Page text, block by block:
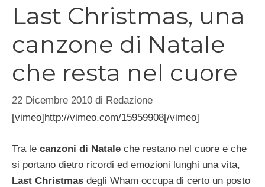
Last Christmas, una
canzone di Natale
che resta nel cuore
22 Dicembre 2010 di Redazione
[vimeo]http://vimeo.com/15959908[/vimeo]
Tra le canzoni di Natale che restano nel cuore e che
si portano dietro ricordi ed emozioni lunghi una vita,
Last Christmas degli Wham occupa di certo un posto